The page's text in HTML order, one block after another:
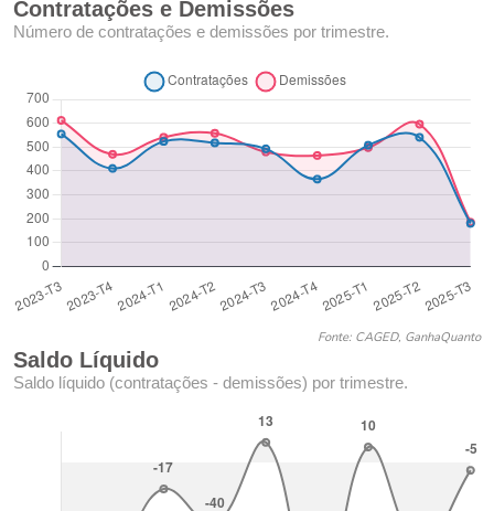
Contratações e Demissões
Número de contratações e demissões por trimestre.
Fonte: CAGED, GanhaQuanto
Saldo Líquido
Saldo líquido (contratações - demissões) por trimestre.